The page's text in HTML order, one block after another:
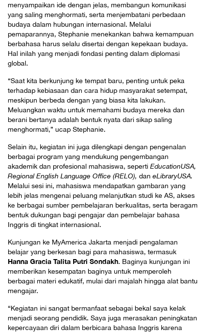
menyampaikan ide dengan jelas, membangun komunikasi
yang saling menghormati, serta menjembatani perbedaan
budaya dalam hubungan internasional. Melalui
pemaparannya, Stephanie menekankan bahwa kemampuan
berbahasa harus selalu disertai dengan kepekaan budaya.
Hal inilah yang menjadi fondasi penting dalam diplomasi
global.
“Saat kita berkunjung ke tempat baru, penting untuk peka
terhadap kebiasaan dan cara hidup masyarakat setempat,
meskipun berbeda dengan yang biasa kita lakukan.
Meluangkan waktu untuk memahami budaya mereka dan
berani bertanya adalah bentuk nyata dari sikap saling
menghormati,” ucap Stephanie.
Selain itu, kegiatan ini juga dilengkapi dengan pengenalan
berbagai program yang mendukung pengembangan
akademik dan profesional mahasiswa, seperti EducationUSA,
Regional English Language Office (RELO), dan eLibraryUSA.
Melalui sesi ini, mahasiswa mendapatkan gambaran yang
lebih jelas mengenai peluang melanjutkan studi ke AS, akses
ke berbagai sumber pembelajaran berkualitas, serta beragam
bentuk dukungan bagi pengajar dan pembelajar bahasa
Inggris di tingkat internasional.
Kunjungan ke MyAmerica Jakarta menjadi pengalaman
belajar yang berkesan bagi para mahasiswa, termasuk
Hanna Gracia Talita Putri Sondakh. Baginya kunjungan ini
memberikan kesempatan baginya untuk memperoleh
berbagai materi edukatif, mulai dari majalah hingga alat bantu
mengajar.
“Kegiatan ini sangat bermanfaat sebagai bekal saya kelak
menjadi seorang pendidik. Saya juga merasakan peningkatan
kepercayaan diri dalam berbicara bahasa Inggris karena